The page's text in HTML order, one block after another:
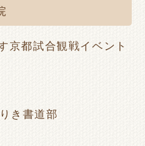
京都試合観戦イベント
き書道部